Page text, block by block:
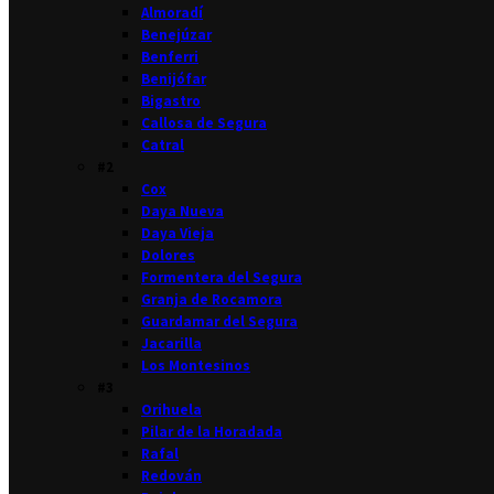
Almoradí
Benejúzar
Benferri
Benijófar
Bigastro
Callosa de Segura
Catral
Cox
Daya Nueva
Daya Vieja
Dolores
Formentera del Segura
Granja de Rocamora
Guardamar del Segura
Jacarilla
Los Montesinos
Orihuela
Pilar de la Horadada
Rafal
Redován